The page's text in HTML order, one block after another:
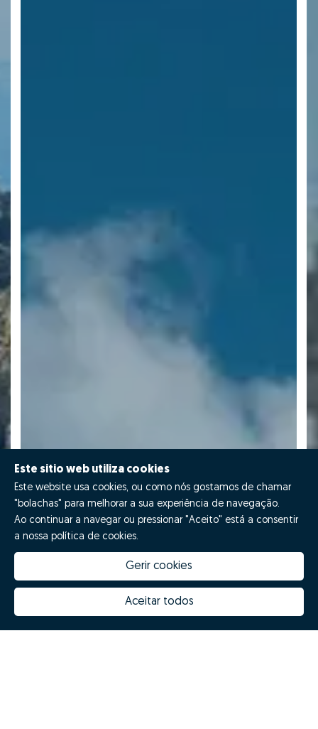
Este sitio web utiliza cookies
Este website usa cookies, ou como nós gostamos de chamar
"bolachas" para melhorar a sua experiência de navegação.
Ao continuar a navegar ou pressionar "Aceito" está a consentir
a nossa política de cookies.
Gerir cookies
Aceitar todos